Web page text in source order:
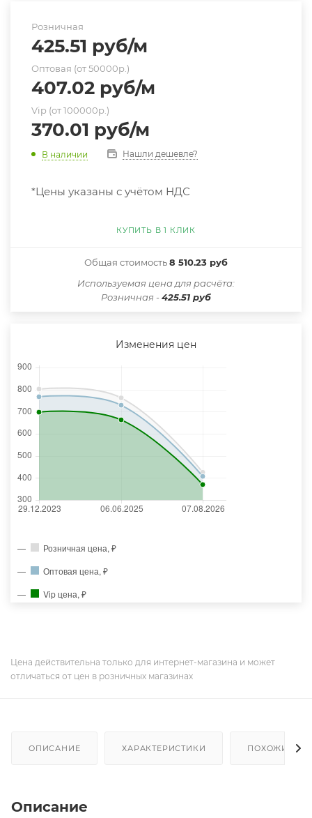
Розничная
425.51 руб/м
Оптовая (от 50000р.)
407.02 руб/м
Vip (от 100000р.)
370.01 руб/м
В наличии Нашли дешевле?
*Цены указаны с учётом НДС
КУПИТЬ В 1 КЛИК
Общая стоимость8 510.23 руб
Иcпользуемая цена для расчёта:
Розничная -425.51 руб
Изменения цен
Розничная цена, ₽
Оптовая цена, ₽
Vip цена, ₽
Цена действительна только для интернет-магазина и может
отличаться от цен в розничных магазинах
ОПИСАНИЕ ХАРАКТЕРИСТИКИ ПОХОЖИЕ
Описание